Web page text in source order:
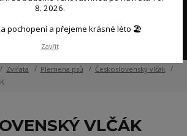
Zvířata Plemena psů
Československý vlčák
VLČÁK
8. 2026.
pochopení a přejeme krásné léto 🏖️
Zavřít